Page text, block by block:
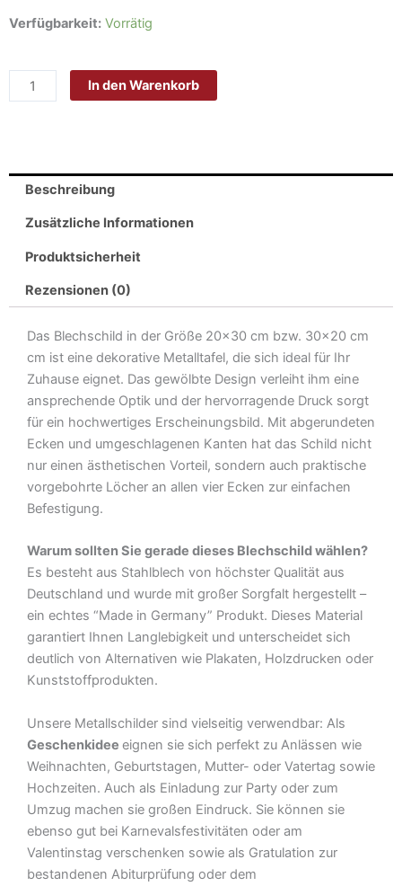
Verfügbarkeit: Vorrätig
Schild
Germany
Stolz
sein
Metall
Schild
Menge
In den Warenkorb
Beschreibung
Zusätzliche Informationen
Produktsicherheit
Rezensionen (0)
Das Blechschild in der Größe 20×30 cm bzw. 30×20 cm
cm ist eine dekorative Metalltafel, die sich ideal für Ihr
Zuhause eignet. Das gewölbte Design verleiht ihm eine
ansprechende Optik und der hervorragende Druck sorgt
für ein hochwertiges Erscheinungsbild. Mit abgerundeten
Ecken und umgeschlagenen Kanten hat das Schild nicht
nur einen ästhetischen Vorteil, sondern auch praktische
vorgebohrte Löcher an allen vier Ecken zur einfachen
Befestigung.
Warum sollten Sie gerade dieses Blechschild wählen?
Es besteht aus Stahlblech von höchster Qualität aus
Deutschland und wurde mit großer Sorgfalt hergestellt –
ein echtes “Made in Germany” Produkt. Dieses Material
garantiert Ihnen Langlebigkeit und unterscheidet sich
deutlich von Alternativen wie Plakaten, Holzdrucken oder
Kunststoffprodukten.
Unsere Metallschilder sind vielseitig verwendbar: Als
Geschenkidee eignen sie sich perfekt zu Anlässen wie
Weihnachten, Geburtstagen, Mutter- oder Vatertag sowie
Hochzeiten. Auch als Einladung zur Party oder zum
Umzug machen sie großen Eindruck. Sie können sie
ebenso gut bei Karnevalsfestivitäten oder am
Valentinstag verschenken sowie als Gratulation zur
bestandenen Abiturprüfung oder dem